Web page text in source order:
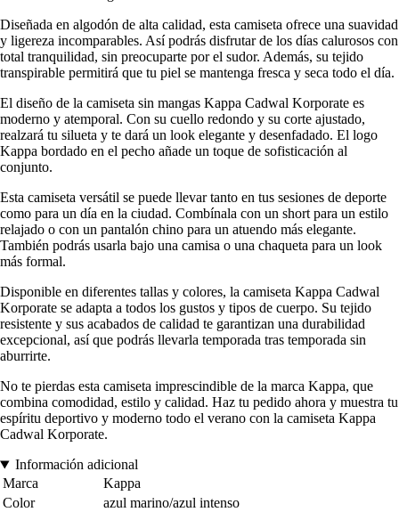
Diseñada en algodón de alta calidad, esta camiseta ofrece una suavidad
y ligereza incomparables. Así podrás disfrutar de los días calurosos con
total tranquilidad, sin preocuparte por el sudor. Además, su tejido
transpirable permitirá que tu piel se mantenga fresca y seca todo el día.
El diseño de la camiseta sin mangas Kappa Cadwal Korporate es
moderno y atemporal. Con su cuello redondo y su corte ajustado,
realzará tu silueta y te dará un look elegante y desenfadado. El logo
Kappa bordado en el pecho añade un toque de sofisticación al
conjunto.
Esta camiseta versátil se puede llevar tanto en tus sesiones de deporte
como para un día en la ciudad. Combínala con un short para un estilo
relajado o con un pantalón chino para un atuendo más elegante.
También podrás usarla bajo una camisa o una chaqueta para un look
más formal.
Disponible en diferentes tallas y colores, la camiseta Kappa Cadwal
Korporate se adapta a todos los gustos y tipos de cuerpo. Su tejido
resistente y sus acabados de calidad te garantizan una durabilidad
excepcional, así que podrás llevarla temporada tras temporada sin
aburrirte.
No te pierdas esta camiseta imprescindible de la marca Kappa, que
combina comodidad, estilo y calidad. Haz tu pedido ahora y muestra tu
espíritu deportivo y moderno todo el verano con la camiseta Kappa
Cadwal Korporate.
Información adicional
Marca
Kappa
Color
azul marino/azul intenso